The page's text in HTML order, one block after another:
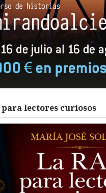
para lectores curiosos